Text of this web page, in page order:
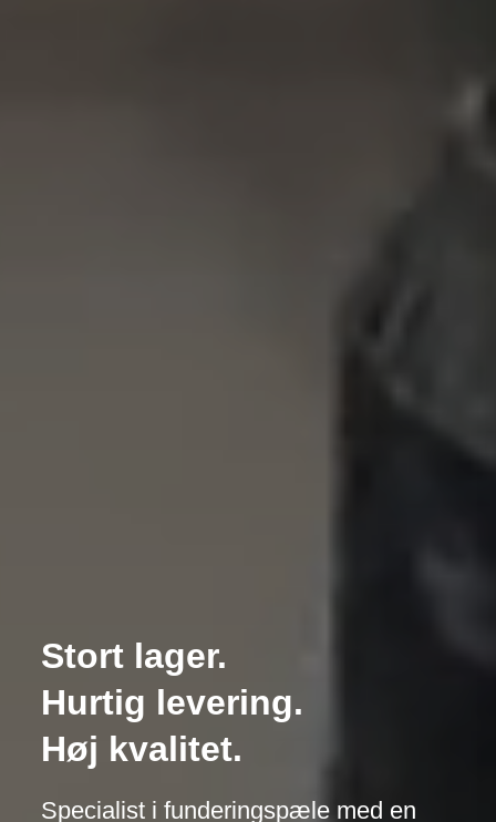
Stort lager.
Hurtig levering.
Høj kvalitet.
Specialist i funderingspæle med en